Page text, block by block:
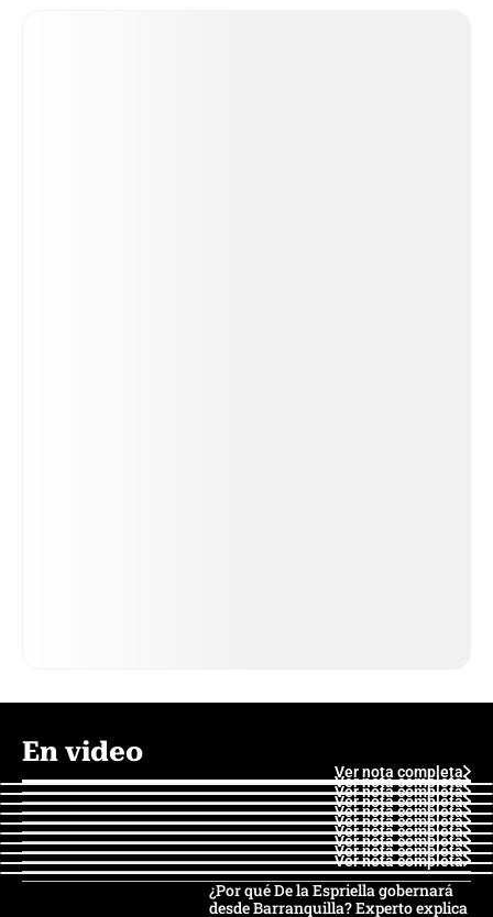
En video
Ver nota completa
Ver nota completa
Ver nota completa
Ver nota completa
Ver nota completa
Ver nota completa
Ver nota completa
Ver nota completa
Ver nota completa
Ver nota completa
¿Por qué De la Espriella gobernará
desde Barranquilla? Experto explica